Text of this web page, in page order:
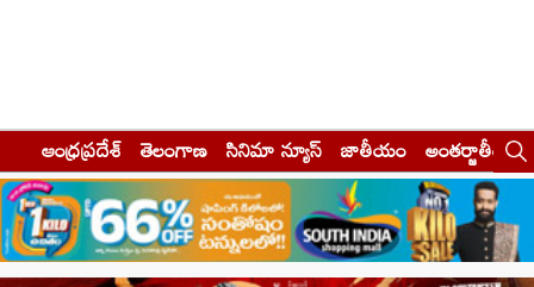
ఆంధ్రప్రదేశ్ తెలంగాణ సినిమా న్యూస్ జాతీయం అంతర్జాతీయం